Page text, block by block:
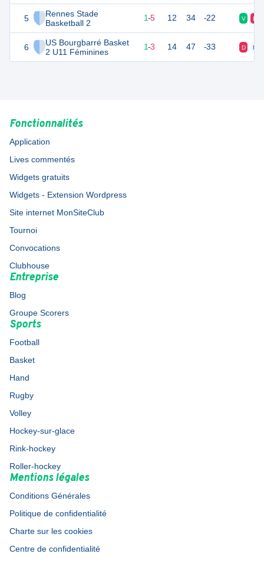
5
Rennes Stade
Basketball 2
6
US Bourgbarré Basket
2 U11 Féminines
1-5 12 34 -22 V D
10 7 1-3 14 47 -33 D N
Fonctionnalités
Application
Lives commentés
Widgets gratuits
Widgets - Extension Wordpress
Site internet MonSiteClub
Tournoi
Convocations
Clubhouse
Entreprise
Blog
Groupe Scorers
Sports
Football
Basket
Hand
Rugby
Volley
Hockey-sur-glace
Rink-hockey
Roller-hockey
Mentions légales
Conditions Générales
Politique de confidentialité
Charte sur les cookies
Centre de confidentialité